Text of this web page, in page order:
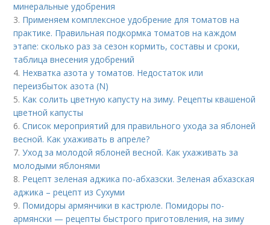
минеральные удобрения
3. Применяем комплексное удобрение для томатов на
практике. Правильная подкормка томатов на каждом
этапе: сколько раз за сезон кормить, составы и сроки,
таблица внесения удобрений
4. Нехватка азота у томатов. Недостаток или
переизбыток азота (N)
5. Как солить цветную капусту на зиму. Рецепты квашеной
цветной капусты
6.Список мероприятий для правильного ухода за яблоней
весной. Как ухаживать в апреле?
7.Уход за молодой яблоней весной. Как ухаживать за
молодыми яблонями
8. Рецепт зеленая аджика по-абхазски. Зеленая абхазская
аджика – рецепт из Сухуми
9. Помидоры армянчики в кастрюле. Помидоры по-
армянски — рецепты быстрого приготовления, на зиму